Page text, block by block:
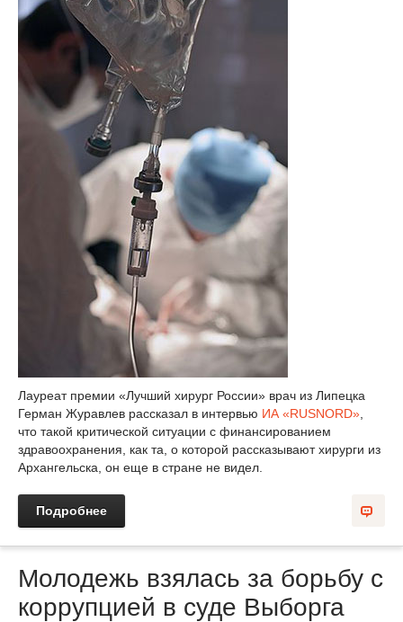
Лауреат премии «Лучший хирург России» врач из Липецка
Герман Журавлев рассказал в интервью ИА «RUSNORD»
что такой критической ситуации с финансированием
здравоохранения, как та, о которой рассказывают хирурги из
Архангельска, он еще в стране не видел.
Подробнее
Молодежь взялась за борьбу с
коррупцией в суде Выборга